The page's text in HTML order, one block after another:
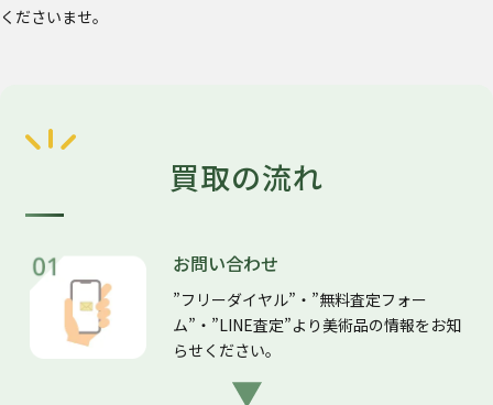
くださいませ。
買取の流れ
お問い合わせ
”フリーダイヤル”・”無料査定フォー
ム”・”LINE査定”より美術品の情報をお知
らせください。